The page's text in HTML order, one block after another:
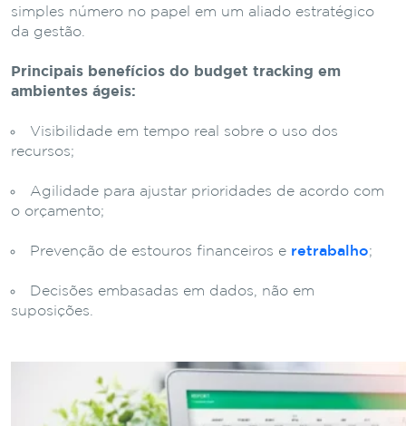
simples número no papel em um aliado estratégico
da gestão.
Principais benefícios do budget tracking em
ambientes ágeis:
Visibilidade em tempo real sobre o uso dos
recursos;
Agilidade para ajustar prioridades de acordo com
o orçamento;
Prevenção de estouros financeiros e retrabalho;
Decisões embasadas em dados, não em
suposições.